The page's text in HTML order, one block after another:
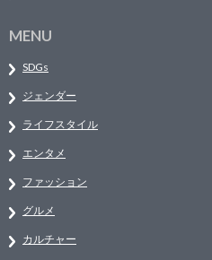
MENU
SDGs
ジェンダー
ライフスタイル
エンタメ
ファッション
グルメ
カルチャー